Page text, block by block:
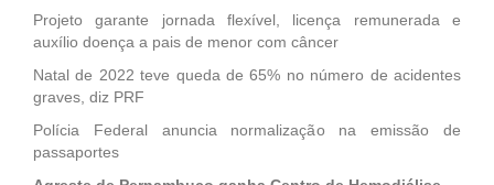
Projeto garante jornada flexível, licença remunerada e
auxílio doença a pais de menor com câncer
Natal de 2022 teve queda de 65% no número de acidentes
graves, diz PRF
Polícia Federal anuncia normalização na emissão de
passaportes